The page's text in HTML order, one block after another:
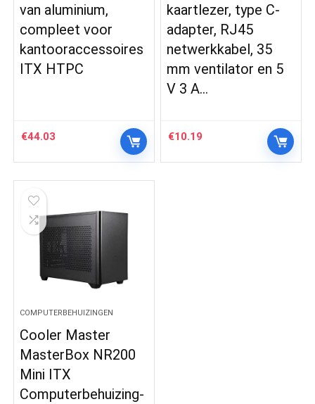
van aluminium,
compleet voor
kantooraccessoires
ITX HTPC
€44.03
kaartlezer, type C-
adapter, RJ45
netwerkkabel, 35
mm ventilator en 5
V 3 A…
€10.19
COMPUTERBEHUIZINGEN
Cooler Master
MasterBox NR200
Mini ITX
Computerbehuizing-